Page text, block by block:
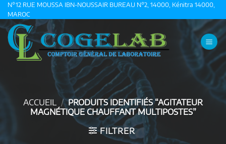
Passer
au
contenu
N°12 RUE MOUSSA IBN-NOUSSAIR BUREAU N°2, 14000, Kénitra 14000,
MAROC
ACCUEIL / PRODUITS IDENTIFIÉS “AGITATEUR
MAGNÉTIQUE CHAUFFANT MULTIPOSTES”
FILTRER